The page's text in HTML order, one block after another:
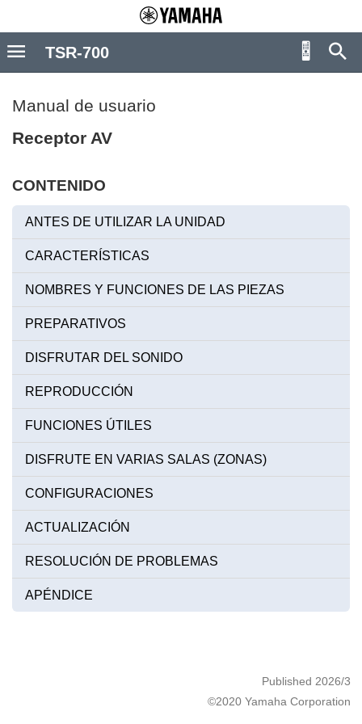
Manual de usuario
Receptor AV
CONTENIDO
ANTES DE UTILIZAR LA UNIDAD
CARACTERÍSTICAS
NOMBRES Y FUNCIONES DE LAS PIEZAS
PREPARATIVOS
DISFRUTAR DEL SONIDO
REPRODUCCIÓN
FUNCIONES ÚTILES
DISFRUTE EN VARIAS SALAS (ZONAS)
CONFIGURACIONES
ACTUALIZACIÓN
RESOLUCIÓN DE PROBLEMAS
APÉNDICE
Published 2026/3
©2020 Yamaha Corporation
TSR-700